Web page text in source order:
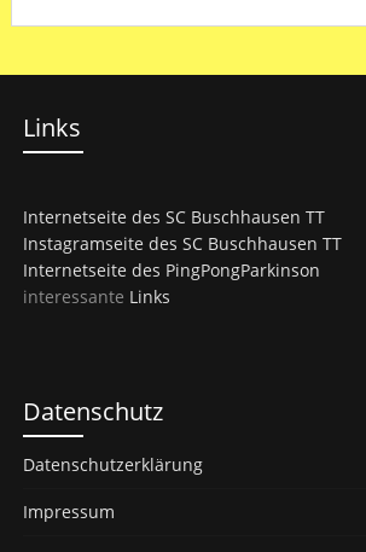
Links
Internetseite des SC Buschhausen TT
Instagramseite des SC Buschhausen TT
Internetseite des PingPongParkinson
interessante Links
Datenschutz
Datenschutzerklärung
Impressum